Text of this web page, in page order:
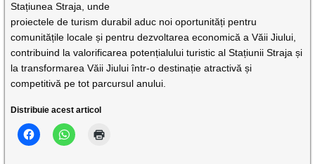
Stațiunea Straja, unde
proiectele de turism durabil aduc noi oportunități pentru
comunitățile locale și pentru dezvoltarea economică a Văii Jiului,
contribuind la valorificarea potențialului turistic al Stațiunii Straja și
la transformarea Văii Jiului într-o destinație atractivă și
competitivă pe tot parcursul anului.
Distribuie acest articol